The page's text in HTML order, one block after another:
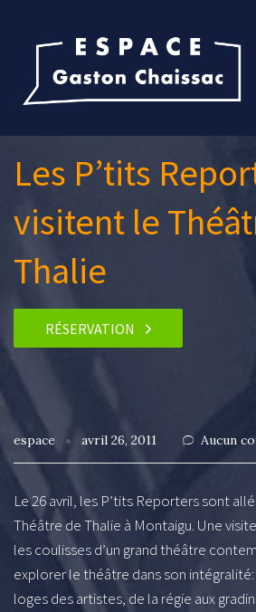
Les P’tits
visitent le
Thalie
RÉSERVATION
espace avril 26, 2011 Aucun
Le 26 avril, les P’tits Reporters sont
Théâtre de Thalie à Montaigu. Une
les coulisses d’un grand théâtre
explorer le théâtre dans son intégralité:
loges des artistes, de la régie aux